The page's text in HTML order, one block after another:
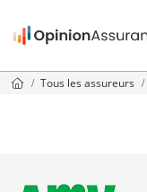
Tous les assureurs